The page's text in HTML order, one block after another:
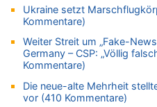
mehr als 111 Millionen €
08.08.2026 - 14:47 von Peer
Leipzig, Mechernich und die
Drohnen mit Strengstoff?
08.08.2026 - 14:29 von Achso
In Belgien missachten zwei
Tempolimit in 30er-Zonen –
Ukraine setzt
Kommentare)
Weiter Streit um „Fake-
Germany – CSP: „Völlig
Kommentare)
Die neue-alte Mehrheit
vor (410 Kommentare)